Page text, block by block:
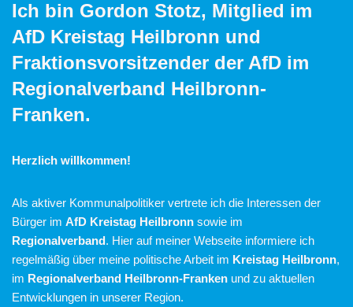
Ich bin Gordon Stotz, Mitglied im
AfD Kreistag Heilbronn und
Fraktionsvorsitzender der AfD im
Regionalverband Heilbronn-
Franken.
Herzlich willkommen!
Als aktiver Kommunalpolitiker vertrete ich die Interessen der
Bürger im AfD Kreistag Heilbronn sowie im
Regionalverband. Hier auf meiner Webseite informiere ich
regelmäßig über meine politische Arbeit im Kreistag Heilbronn,
im Regionalverband Heilbronn-Franken und zu aktuellen
Entwicklungen in unserer Region.